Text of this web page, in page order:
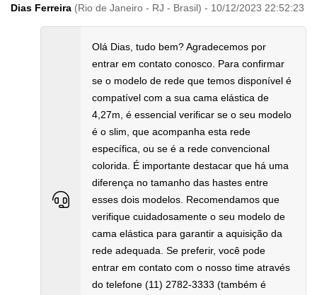
Dias Ferreira (Rio de Janeiro - RJ - Brasil) - 10/12/2023 22:52:23
Olá Dias, tudo bem? Agradecemos por
entrar em contato conosco. Para confirmar
se o modelo de rede que temos disponível é
compatível com a sua cama elástica de
4,27m, é essencial verificar se o seu modelo
é o slim, que acompanha esta rede
específica, ou se é a rede convencional
colorida. É importante destacar que há uma
diferença no tamanho das hastes entre
esses dois modelos. Recomendamos que
verifique cuidadosamente o seu modelo de
cama elástica para garantir a aquisição da
rede adequada. Se preferir, você pode
entrar em contato com o nosso time através
do telefone (11) 2782-3333 (também é